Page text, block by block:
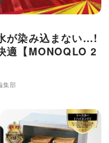
が染み込まない…!
適【MONOQLO 2
集部